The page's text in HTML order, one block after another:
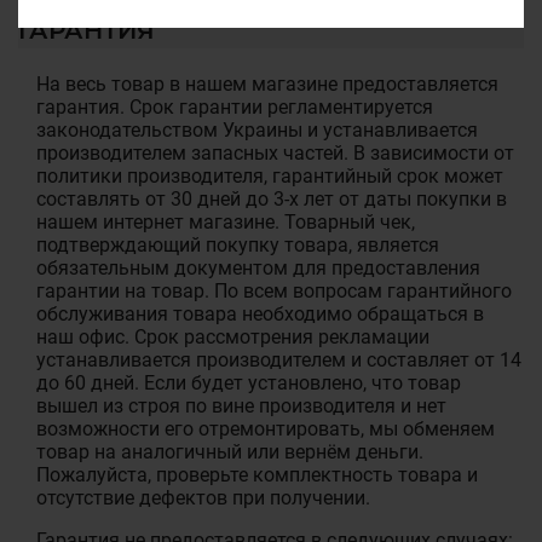
ГАРАНТИЯ
На весь товар в нашем магазине предоставляется
гарантия. Срок гарантии регламентируется
законодательством Украины и устанавливается
производителем запасных частей. В зависимости от
политики производителя, гарантийный срок может
составлять от 30 дней до 3-х лет от даты покупки в
нашем интернет магазине. Товарный чек,
подтверждающий покупку товара, является
обязательным документом для предоставления
гарантии на товар. По всем вопросам гарантийного
обслуживания товара необходимо обращаться в
наш офис. Срок рассмотрения рекламации
устанавливается производителем и составляет от 14
до 60 дней. Если будет установлено, что товар
вышел из строя по вине производителя и нет
возможности его отремонтировать, мы обменяем
товар на аналогичный или вернём деньги.
Пожалуйста, проверьте комплектность товара и
отсутствие дефектов при получении.